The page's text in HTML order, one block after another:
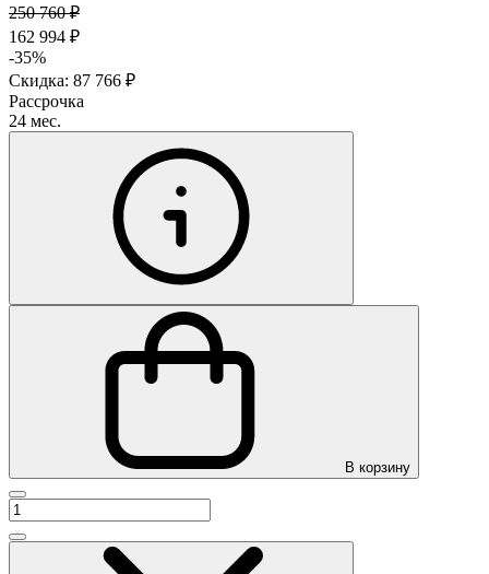
250 760 ₽
162 994 ₽
-35%
Скидка: 87 766 ₽
Рассрочка
24 мес.
В корзину